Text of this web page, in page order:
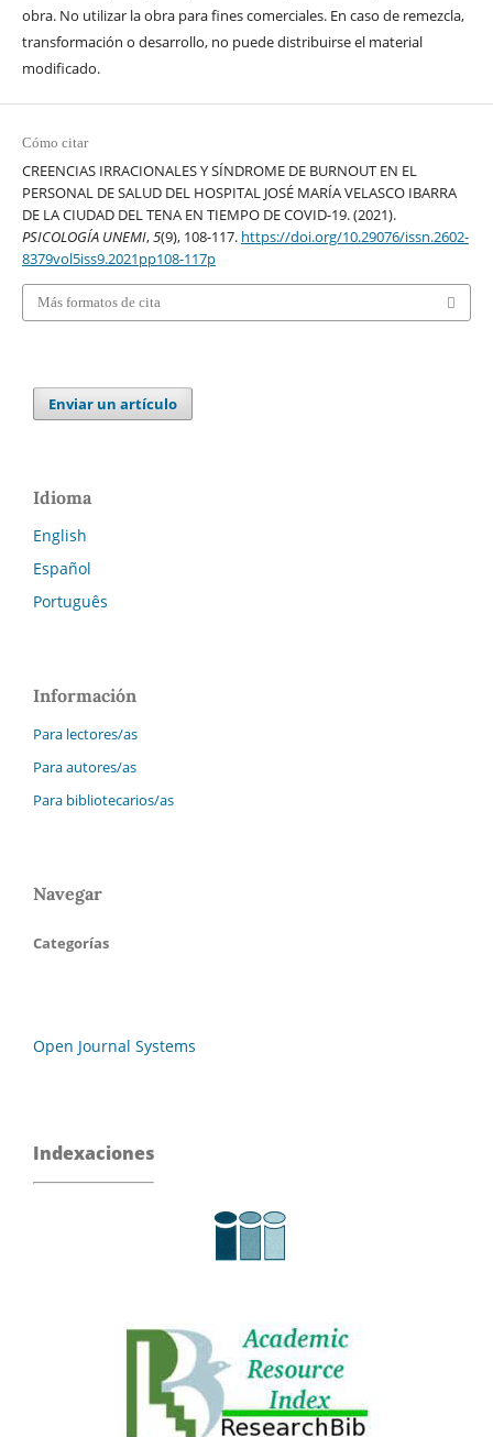
obra. No utilizar la obra para fines comerciales. En caso de remezcla,
transformación o desarrollo, no puede distribuirse el material
modificado.
Cómo citar
CREENCIAS IRRACIONALES Y SÍNDROME DE BURNOUT EN EL
PERSONAL DE SALUD DEL HOSPITAL JOSÉ MARÍA VELASCO IBARRA
DE LA CIUDAD DEL TENA EN TIEMPO DE COVID-19. (2021).
PSICOLOGÍA UNEMI,5(9), 108-117. https://doi.org/10.29076/issn.2602-
8379vol5iss9.2021pp108-117p
Más formatos de cita
Enviar un artículo
Idioma
English
Español
Português
Información
Para lectores/as
Para autores/as
Para bibliotecarios/as
Navegar
Categorías
Open Journal Systems
Indexaciones